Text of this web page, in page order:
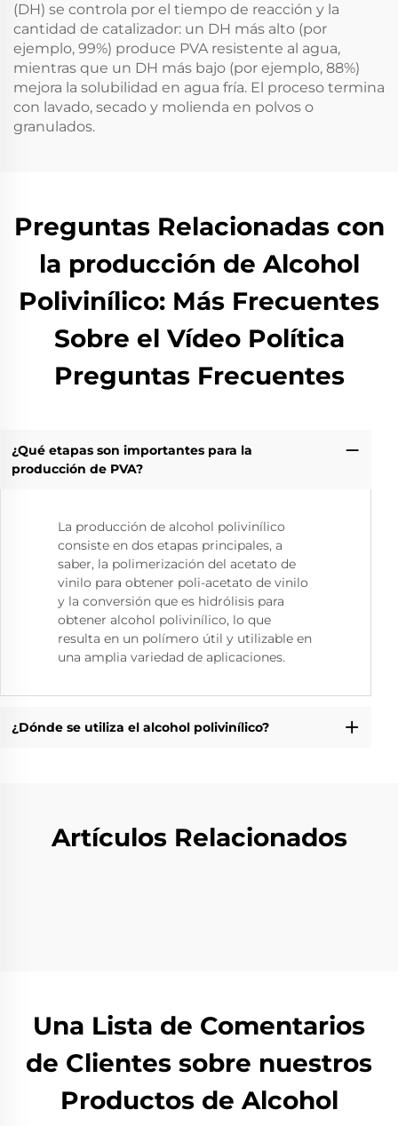
(DH) se controla por el tiempo de reacción y la
cantidad de catalizador: un DH más alto (por
ejemplo, 99%) produce PVA resistente al agua,
mientras que un DH más bajo (por ejemplo, 88%)
mejora la solubilidad en agua fría. El proceso termina
con lavado, secado y molienda en polvos o
granulados.
Preguntas Relacionadas con
la producción de Alcohol
Polivinílico: Más Frecuentes
Sobre el Vídeo Política
Preguntas Frecuentes
¿Qué etapas son importantes para la
producción de PVA?
La producción de alcohol polivinílico
consiste en dos etapas principales, a
saber, la polimerización del acetato de
vinilo para obtener poli-acetato de vinilo
y la conversión que es hidrólisis para
obtener alcohol polivinílico, lo que
resulta en un polímero útil y utilizable en
una amplia variedad de aplicaciones.
¿Dónde se utiliza el alcohol polivinílico?
Artículos Relacionados
Una Lista de Comentarios
de Clientes sobre nuestros
Productos de Alcohol